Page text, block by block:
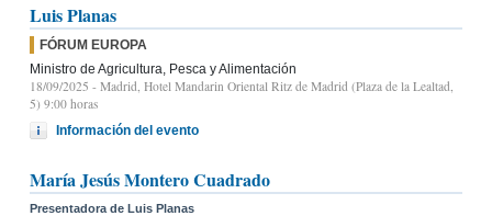
Luis Planas
FÓRUM EUROPA
Ministro de Agricultura, Pesca y Alimentación
18/09/2025 - Madrid, Hotel Mandarin Oriental Ritz de Madrid (Plaza de la Lealtad,
5) 9:00 horas
Información del evento
María Jesús Montero Cuadrado
Presentadora de Luis Planas